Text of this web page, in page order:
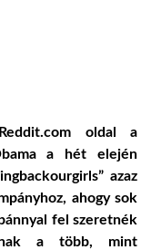
oldal a
a hét elején
azaz
ahogy sok
fel szeretnék
a több, mint